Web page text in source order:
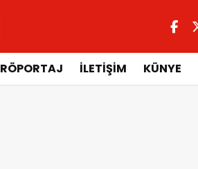
RÖPORTAJ İLETİŞİM KÜNYE